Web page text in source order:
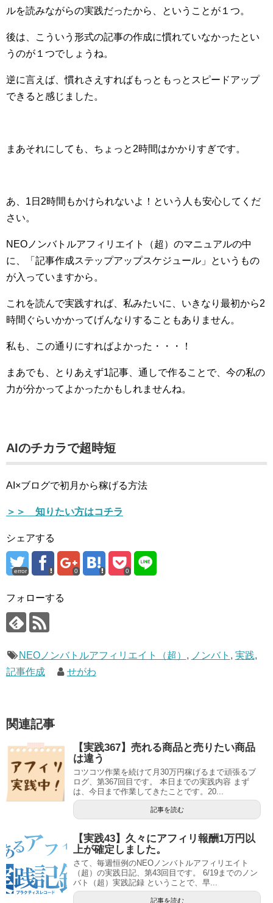
ルを読みながらの実践だったから、ということが１つ。
後は、こういう形式の記事の作成に慣れていなかったとい
うのが１つでしょうね。
逆に言えば、慣れさえすればもっともっとスピードアップ
できると感じました。
まあそれにしても、ちょっと2時間はかかりすぎです。
あ、1日2時間もかけられないよ！という人も安心してくだ
さい。
NEOノンバトルアフィリエイト（超）のマニュアルの中
に、「記事作成ステップアップスケジュール」というもの
が入っていますから。
これを読んで実践すれば、私みたいに、いきなり最初から2
時間ぐらいかかってげんなりすることもありません。
私も、この通りにすればよかった・・・！
まあでも、とりあえず1記事、通しで作ることで、今の私の
力が分かってよかったかもしれませんね。
AIのチカラで超時短
AI×ブログで初月から稼げる方法
＞＞ 知りたい方はコチラ
シェアする
error 0 0
フォローする
NEOノンバトルアフィリエイト（超） , ノンバト , 実践,
記事作成
せがわ
関連記事
【実践367】売れる商品と売りたい商品
は違う
コツコツ作業を続けて月30万円稼げるまで頑張るブ
ログ、第367回目です。 本日までの実践内容 まず
は、今日まで作業してきたことです。20...
記事を読む
【実践43】久々にアフィリ報酬1万円以
上が確定しました。
さて、毎週恒例のNEOノンバトルアフィリエイト
（超）の実践日記、第43回目です。 6/19までのノン
バト（超）実践記録 ということで、早...
記事を読む